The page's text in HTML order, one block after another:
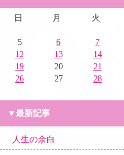
日 月 火
5
6 7
12
13 14
19
20 21
26
27 28
▼最新記事
人生の余白